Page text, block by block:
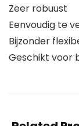
Zeer robuust
Eenvoudig te
Bijzonder
Geschikt voor